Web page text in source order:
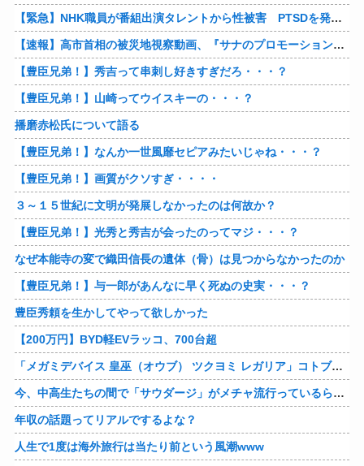
【緊急】NHK職員が番組出演タレントから性被害 PTSDを発症し休職へ
【速報】高市首相の被災地視察動画、『サナのプロモーションビデオ』すぎて炎上
【豊臣兄弟！】秀吉って串刺し好きすぎだろ・・・？
【豊臣兄弟！】山崎ってウイスキーの・・・？
播磨赤松氏について語る
【豊臣兄弟！】なんか一世風靡セピアみたいじゃね・・・？
【豊臣兄弟！】画質がクソすぎ・・・・
３～１５世紀に文明が発展しなかったのは何故か？
【豊臣兄弟！】光秀と秀吉が会ったのってマジ・・・？
なぜ本能寺の変で織田信長の遺体（骨）は見つからなかったのか
【豊臣兄弟！】与一郎があんなに早く死ぬの史実・・・？
豊臣秀頼を生かしてやって欲しかった
【200万円】BYD軽EVラッコ、700台超
「メガミデバイス 皇巫（オウブ） ツクヨミ レガリア」コトブキヤデビュー…
今、中高生たちの間で「サウダージ」がメチャ流行っているらしい
年収の話題ってリアルでするよな？
人生で1度は海外旅行は当たり前という風潮www